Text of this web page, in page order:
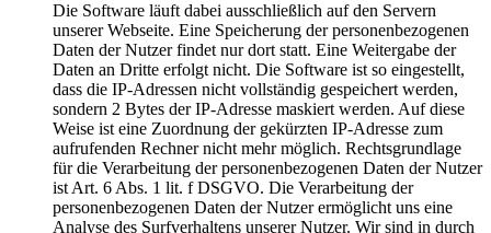
Die Software läuft dabei ausschließlich auf den Servern
unserer Webseite. Eine Speicherung der personenbezogenen
Daten der Nutzer findet nur dort statt. Eine Weitergabe der
Daten an Dritte erfolgt nicht. Die Software ist so eingestellt,
dass die IP-Adressen nicht vollständig gespeichert werden,
sondern 2 Bytes der IP-Adresse maskiert werden. Auf diese
Weise ist eine Zuordnung der gekürzten IP-Adresse zum
aufrufenden Rechner nicht mehr möglich. Rechtsgrundlage
für die Verarbeitung der personenbezogenen Daten der Nutzer
ist Art. 6 Abs. 1 lit. f DSGVO. Die Verarbeitung der
personenbezogenen Daten der Nutzer ermöglicht uns eine
Analyse des Surfverhaltens unserer Nutzer. Wir sind in durch